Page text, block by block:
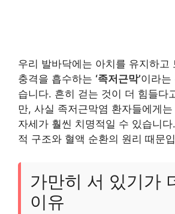
우리 발바닥에는 아치를 유지하고
충격을 흡수하는 ‘족저근막’이라는
습니다. 흔히 걷는 것이 더 힘들다
만, 사실 족저근막염 환자들에게
자세가 훨씬 치명적일 수 있습니
적 구조와 혈액 순환의 원리 때문
가만히 서 있기가
이유